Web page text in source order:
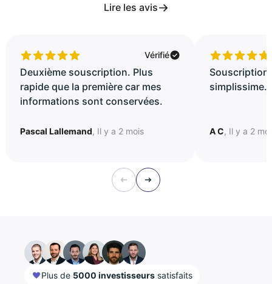
Lire les avis
Vérifié
Deuxième souscription. Plus
rapide que la première car mes
informations sont conservées.
Pascal Lallemand, Il y a 2 mois
Souscription
A C, Il y a 2
Plus de 5000 investisseurs satisfaits